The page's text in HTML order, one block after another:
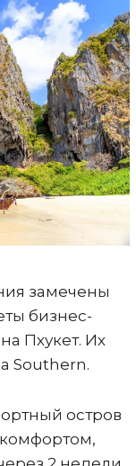
замечены
бизнес-
Пхукет. Их
Southern.
остров
комфортом,